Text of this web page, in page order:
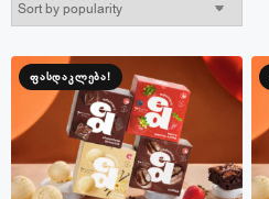
popularity
ფასდაკლება!